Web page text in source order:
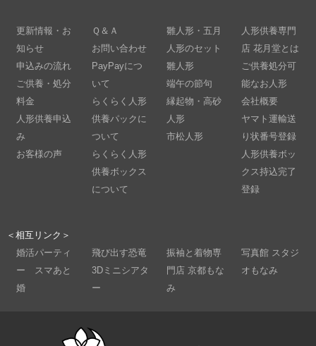
更新情報・お
知らせ
申込みの流れ
ご供養・処分
料金
人形供養申込
み
お客様の声
Ｑ＆Ａ
お問い合わせ
PayPayにつ
いて
らくらく人形
供養パックに
ついて
らくらく人形
供養ボックス
について
雛人形・五月
人形のセット
雛人形
端午の節句
縁起物・高砂
人形
市松人形
人形供養専門
店 花月堂とは
ご供養処分可
能なお人形
会社概要
ヤマト運輸送
り状番号登録
人形供養ボッ
クス持込完了
登録
＜相互リンク＞
婚活パーティ
ー スマあと
婚
飛び出す恐竜
3Dミニシアタ
ー
振袖と着物専
門店 京都もな
み
写真館 スタジ
オもなみ